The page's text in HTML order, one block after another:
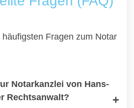
Fragen zum Notar
Notarkanzlei von Hans-
Rechtsanwalt?